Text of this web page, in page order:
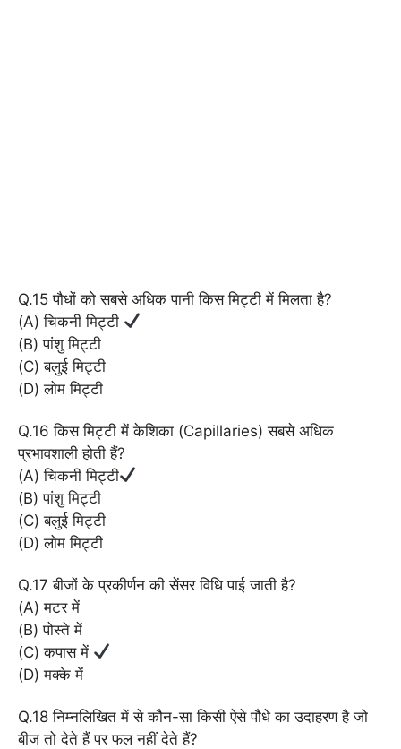
Q.15 पौधों को सबसे अधिक पानी किस मिट्टी में मिलता है?
(A) चिकनी मिट्टी
(B) पांशु मिट्टी
(C) बलुई मिट्टी
(D) लोम मिट्टी
Q.16 किस मिट्टी में केशिका (Capillaries) सबसे अधिक
प्रभावशाली होती हैं?
(A) चिकनी मिट्टी
(B) पांशु मिट्टी
(C) बलुई मिट्टी
(D) लोम मिट्टी
Q.17 बीजों के प्रकीर्णन की सेंसर विधि पाई जाती है?
(A) मटर में
(B) पोस्ते में
(C) कपास में
(D) मक्के में
Q.18 निम्नलिखित में से कौन-सा किसी ऐसे पौधे का उदाहरण है जो
बीज तो देते हैं पर फल नहीं देते हैं?